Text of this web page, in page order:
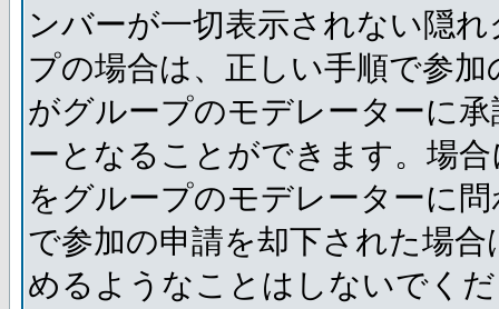
ンバーが一切表示されない隠
プの場合は、正しい手順で参
がグループのモデレーターに
ーとなることができます。場
をグループのモデレーターに
で参加の申請を却下された場
めるようなことはしないでく